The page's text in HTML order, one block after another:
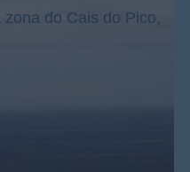
do Cais do Pico,